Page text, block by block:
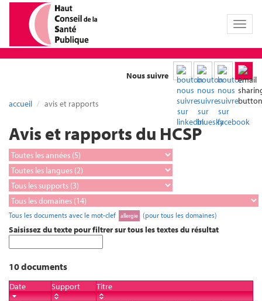
Toggle
Nous suivre
accueil avis et rapports
Avis et rapports du HCSP
Tous les documents avec le mot-clef allergie (pour tous les domaines)
Saisissez du texte pour filtrer sur tous les textes du résultat
10 documents
Date Support
Titre